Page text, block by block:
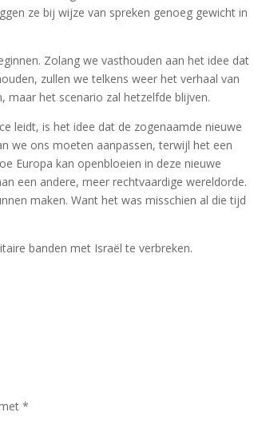
ze bij wijze van spreken genoeg gewicht in
Zolang we vasthouden aan het idee dat
zullen we telkens weer het verhaal van
maar het scenario zal hetzelfde blijven.
leidt, is het idee dat de zogenaamde nieuwe
we ons moeten aanpassen, terwijl het een
Europa kan openbloeien in deze nieuwe
een andere, meer rechtvaardige wereldorde.
maken. Want het was misschien al die tijd
banden met Israël te verbreken.
met*